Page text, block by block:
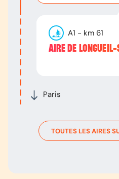
Paris
A1 - km 61
AIRE DE
TOUTES LES AIRES